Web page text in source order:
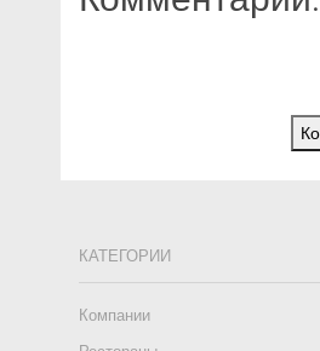
КАТЕГОРИИ
Компании